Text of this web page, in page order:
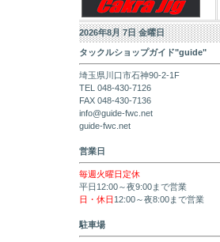
2026年8月 7日 金曜日
タックルショップガイド"guide"
埼玉県川口市石神90-2-1F
TEL 048-430-7126
FAX 048-430-7136
info@guide-fwc.net
guide-fwc.net
営業日
毎週火曜日定休
平日12:00～夜9:00まで営業
日・休日 12:00～夜8:00まで営業
駐車場